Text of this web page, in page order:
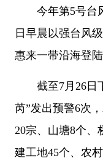
今年第5号台
日早晨以强台风
惠来一带沿海登陆
截至7月26日
芮”发出预警6次
20宗、山塘8个、
建工地45个、农